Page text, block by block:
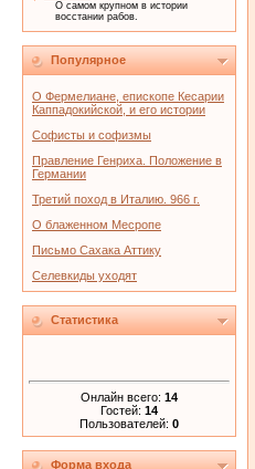
О самом крупном в истории
восстании рабов.
Популярное
О Фермелиане, епископе Кесарии
Каппадокийской, и его истории
Софисты и софизмы
Правление Генриха. Положение в
Германии
Третий поход в Италию. 966 г.
О блаженном Месропе
Письмо Сахака Аттику
Селевкиды уходят
Статистика
Онлайн всего: 14
Гостей: 14
Пользователей: 0
Форма входа